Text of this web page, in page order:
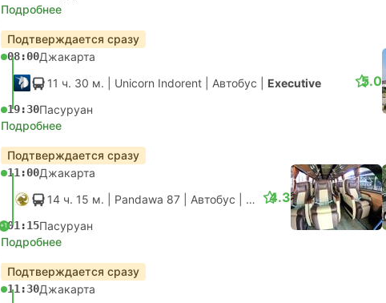
Подробнее
Подтверждается сразу
08:00Джакарта
11 ч. 30 м. | Unicorn Indorent Автобус Executive
19:30Пасуруан
5.0
Подробнее
Подтверждается сразу
11:00Джакарта
14 ч. 15 м. | Pandawa 87 Автобус Люкс
+101:15Пасуруан
4.3
Подробнее
Подтверждается сразу
11:30Джакарта